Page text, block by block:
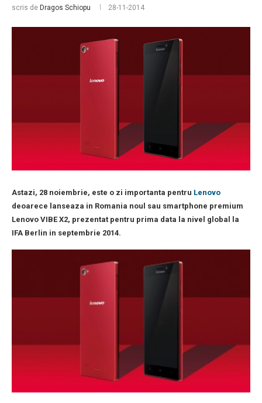
scris de Dragos Schiopu 28-11-2014
Astazi, 28 noiembrie, este o zi importanta pentru Lenovo
deoarece lanseaza in Romania noul sau smartphone premium
Lenovo VIBE X2, prezentat pentru prima data la nivel global la
IFA Berlin in septembrie 2014.